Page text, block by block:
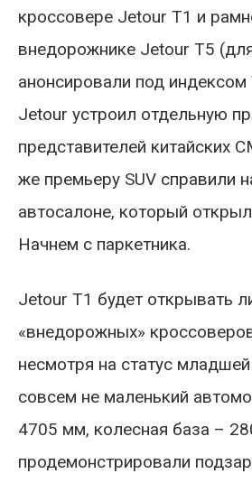
кроссовере Jetour T1 и
внедорожнике Jetour T5
анонсировали под индексом
Jetour устроил отдельную
представителей китайских
же премьеру SUV справили
автосалоне, который
Начнем с паркетника.
Jetour T1 будет открывать
«внедорожных»
несмотря на статус
совсем не маленький
4705 мм, колесная база –
продемонстрировали